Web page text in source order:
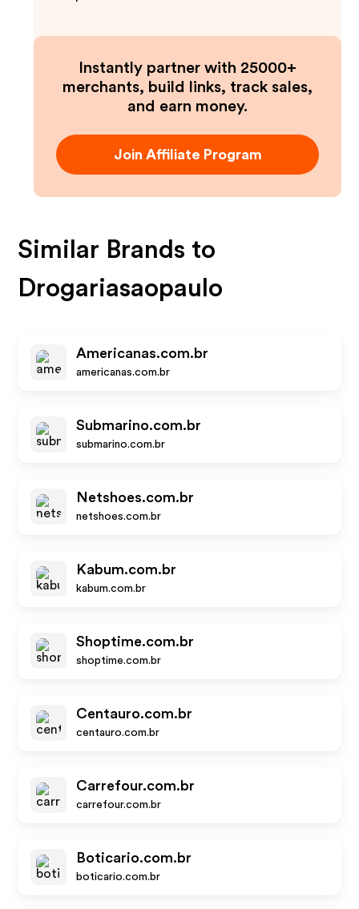
Instantly partner with 25000+
merchants, build links, track sales,
and earn money.
Join Affiliate Program
Similar Brands to
Drogariasaopaulo
Americanas.com.br
americanas.com.br
Submarino.com.br
submarino.com.br
Netshoes.com.br
netshoes.com.br
Kabum.com.br
kabum.com.br
Shoptime.com.br
shoptime.com.br
Centauro.com.br
centauro.com.br
Carrefour.com.br
carrefour.com.br
Boticario.com.br
boticario.com.br